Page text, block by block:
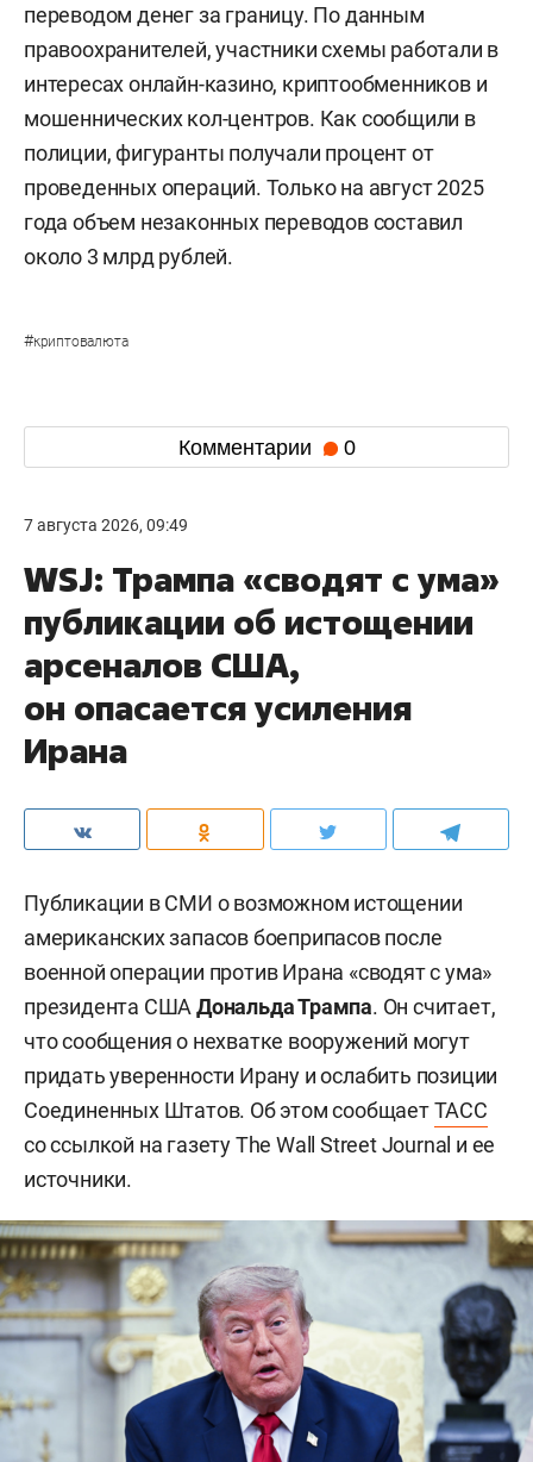
переводом денег за границу. По данным
правоохранителей, участники схемы работали в
интересах онлайн-казино, криптообменников и
мошеннических кол-центров. Как сообщили в
полиции, фигуранты получали процент от
проведенных операций. Только на август 2025
года объем незаконных переводов составил
около 3 млрд рублей.
#криптовалюта
Комментарии 0
7 августа 2026, 09:49
WSJ: Трампа «сводят с ума»
публикации об истощении
арсеналов США,
он опасается усиления
Ирана
Публикации в СМИ о возможном истощении
американских запасов боеприпасов после
военной операции против Ирана «сводят с ума»
президента СШАДональда Трампа. Он считает,
что сообщения о нехватке вооружений могут
придать уверенности Ирану и ослабить позиции
Соединенных Штатов. Об этом сообщаетТАСС
со ссылкой на газету The Wall Street Journal и ее
источники.